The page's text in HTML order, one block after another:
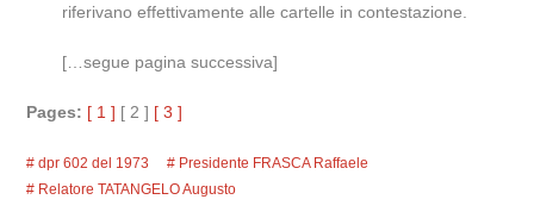
riferivano effettivamente alle cartelle in contestazione.
[…segue pagina successiva]
Pages: [ 1 ] [ 2 ] [ 3 ]
dpr 602 del 1973
Presidente FRASCA Raffaele
Relatore TATANGELO Augusto